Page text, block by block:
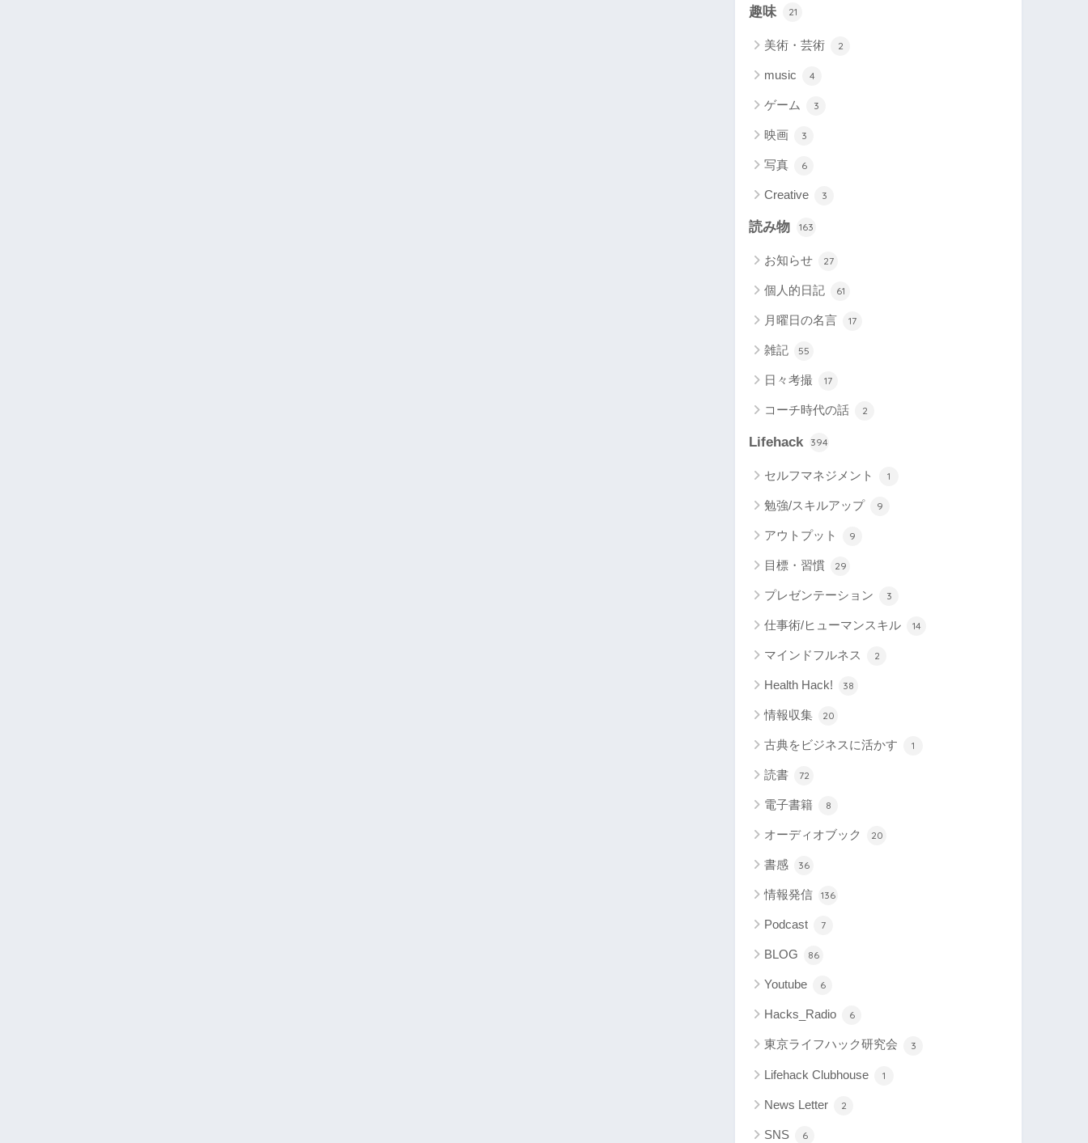
趣味 21
美術・芸術 2
music 4
ゲーム 3
映画 3
写真 6
Creative 3
読み物 163
お知らせ 27
個人的日記 61
月曜日の名言 17
雑記 55
日々考撮 17
コーチ時代の話 2
Lifehack 394
セルフマネジメント 1
勉強/スキルアップ 9
アウトプット 9
目標・習慣 29
プレゼンテーション 3
仕事術/ヒューマンスキル 14
マインドフルネス 2
Health Hack! 38
情報収集 20
古典をビジネスに活かす 1
読書 72
電子書籍 8
オーディオブック 20
書感 36
情報発信 136
Podcast 7
BLOG 86
Youtube 6
Hacks_Radio 6
東京ライフハック研究会 3
Lifehack Clubhouse 1
News Letter 2
SNS 6